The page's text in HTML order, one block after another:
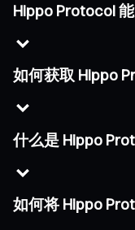
Hippo Protocol
如何获取 Hippo
什么是 Hippo
如何将 Hippo